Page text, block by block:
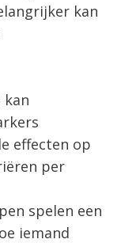
kan
kan
effecten op
per
spelen een
iemand